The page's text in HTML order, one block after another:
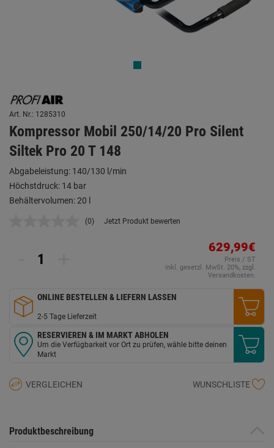
Art. Nr.: 1285310
Kompressor Mobil 250/14/20 Pro Silent
Siltek Pro 20 T 148
Abgabeleistung: 140/130 l/min
Höchstdruck: 14 bar
Behältervolumen: 20 l
Kein
(0) Jetzt Produkt bewerten
629,99€
Preis / ST
inkl. gesetzl. MwSt. 20%, zzgl.
Versandkosten.
ONLINE BESTELLEN & LIEFERN LASSEN
2-5 Tage Lieferzeit
RESERVIEREN & IM MARKT ABHOLEN
Um die Verfügbarkeit vor Ort zu prüfen, wähle bitte deinen
Markt
VERGLEICHEN WUNSCHLISTE
Produktbeschreibung